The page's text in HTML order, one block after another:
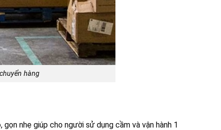
hàng
nhẹ giúp cho người sử dụng cầm và vận hành 1